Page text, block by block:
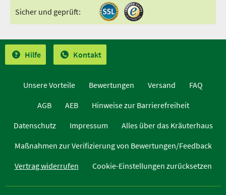
Sicher und geprüft:
Hilfe Kontakt
Unsere Vorteile Bewertungen Versand
FAQ
AGB
AEB
Hinweise zur Barrierefreiheit
Datenschutz
Impressum
Alles über das Kräuterhaus
Maßnahmen zur Verifizierung von Bewertungen/Feedback
Vertrag widerrufen
Cookie-Einstellungen zurücksetzen